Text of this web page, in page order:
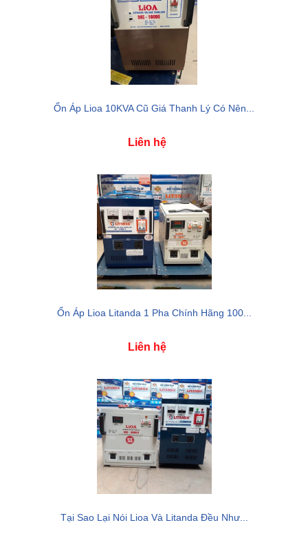
Ổn Áp Lioa 10KVA Cũ Giá Thanh Lý Có Nên...
Liên hệ
Ổn Áp Lioa Litanda 1 Pha Chính Hãng 100...
Liên hệ
Tại Sao Lại Nói Lioa Và Litanda Đều Như...